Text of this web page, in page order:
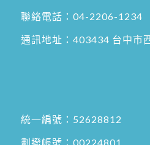
聯絡電話： 04-2206-1234
通訊地址： 403434 台中市
統一編號：52628812
劃撥帳號：00224801